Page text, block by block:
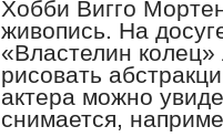
Хобби Вигго
живопись. На
«Властелин
рисовать
актера можно
снимается,